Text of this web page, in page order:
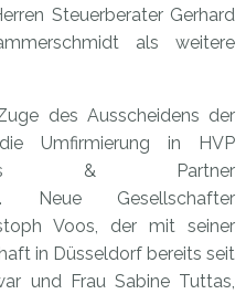
Steuerberater Gerhard
als weitere
des Ausscheidens der
Umfirmierung in HVP
& Partner
Neue Gesellschafter
Voos, der mit seiner
in Düsseldorf bereits seit
und Frau Sabine Tuttas,